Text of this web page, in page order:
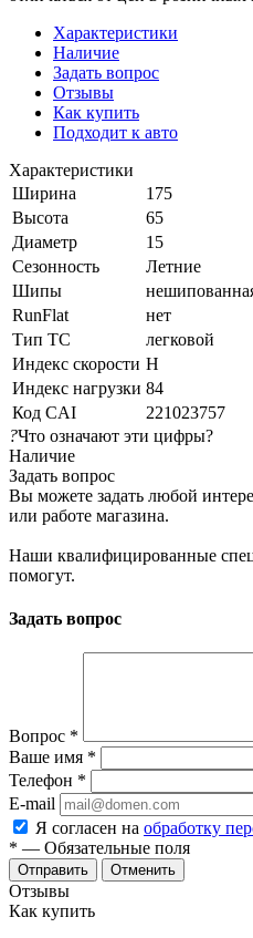
Характеристики
Наличие
Задать вопрос
Отзывы
Как купить
Подходит к авто
Характеристики
Ширина
175
Высота
65
Диаметр
15
Сезонность
Летние
Шипы
RunFlat
нет
Тип ТС
легковой
Индекс скорости H
Индекс нагрузки 84
Код CAI
221023757
?Что означают эти цифры?
Наличие
Задать вопрос
Вы можете задать любой
или работе магазина.
Наши квалифицированные
помогут.
Задать вопрос
Вопрос *
Ваше имя *
Телефон *
E-mail
Я согласен на обработку
* — Обязательные поля
Отменить
Отзывы
Как купить